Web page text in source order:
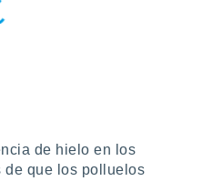
de hielo en los
de que los polluelos